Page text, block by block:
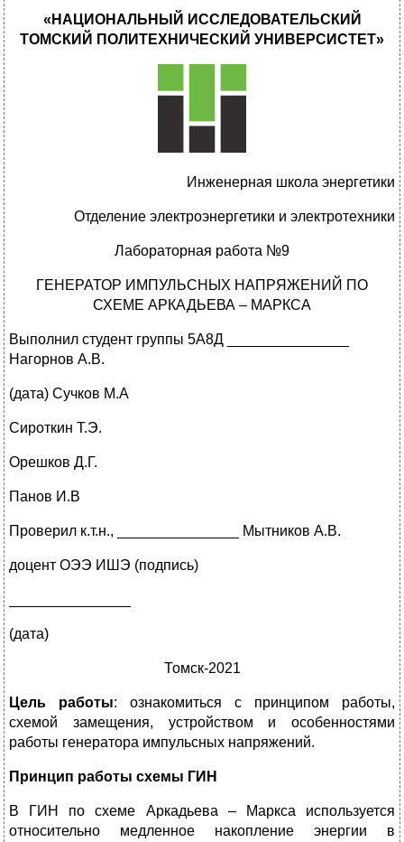
«НАЦИОНАЛЬНЫЙ ИССЛЕДОВАТЕЛЬСКИЙ
ТОМСКИЙ ПОЛИТЕХНИЧЕСКИЙ УНИВЕРСИСТЕТ»
Инженерная школа энергетики
Отделение электроэнергетики и электротехники
Лабораторная работа №9
ГЕНЕРАТОР ИМПУЛЬСНЫХ НАПРЯЖЕНИЙ ПО
СХЕМЕ АРКАДЬЕВА – МАРКСА
Выполнил студент группы 5А8Д _______________
Нагорнов А.В.
(дата) Сучков М.А
Сироткин Т.Э.
Орешков Д.Г.
Панов И.В
Проверил к.т.н., _______________ Мытников А.В.
доцент ОЭЭ ИШЭ (подпись)
(дата)
Томск-2021
Цель работы: ознакомиться с принципом работы,
схемой замещения, устройством и особенностями
работы генератора импульсных напряжений.
Принцип работы схемы ГИН
В ГИН по схеме Аркадьева – Маркса используется
относительно медленное накопление энергии в